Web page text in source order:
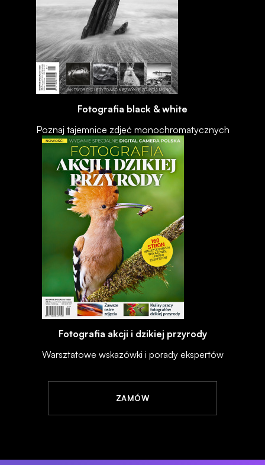
Fotografia black & white
Poznaj tajemnice zdjęć monochromatycznych
Fotografia akcji i dzikiej przyrody
Warsztatowe wskazówki i porady ekspertów
ZAMÓW